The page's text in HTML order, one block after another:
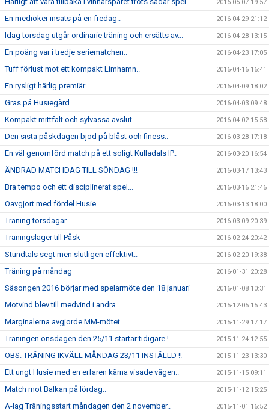
2016-05-07 19:57
En medioker insats på en fredag.. 2016-04-29 21:12
Idag torsdag utgår ordinarie träning och ersätts av... 2016-04-28 13:15
En poäng var i tredje seriematchen.. 2016-04-23 17:05
Tuff förlust mot ett kompakt Limhamn.. 2016-04-16 16:41
En rysligt härlig premiär.. 2016-04-09 18:02
Gräs på Husiegård.. 2016-04-03 09:48
Kompakt mittfält och sylvassa avslut.. 2016-04-02 15:58
Den sista påskdagen bjöd på blåst och finess.. 2016-03-28 17:18
En väl genomförd match på ett soligt Kulladals IP.. 2016-03-20 16:54
ÄNDRAD MATCHDAG TILL SÖNDAG !!! 2016-03-17 13:43
Bra tempo och ett disciplinerat spel... 2016-03-16 21:46
Oavgjort med fördel Husie.. 2016-03-13 18:00
Träning torsdagar 2016-03-09 20:39
Träningsläger till Påsk 2016-02-24 20:42
Stundtals segt men slutligen effektivt.. 2016-02-20 19:38
Träning på måndag 2016-01-31 20:28
Säsongen 2016 börjar med spelarmöte den 18 januari 2016-01-08 10:31
Motvind blev till medvind i andra... 2015-12-05 15:43
Marginalerna avgjorde MM-mötet.. 2015-11-29 17:17
Träningen onsdagen den 25/11 startar tidigare ! 2015-11-24 12:55
OBS. TRÄNING IKVÄLL MÅNDAG 23/11 INSTÄLLD !! 2015-11-23 13:30
Ett ungt Husie med en erfaren kärna visade vägen.. 2015-11-15 09:11
Match mot Balkan på lördag.. 2015-11-12 15:25
A-lag Träningsstart måndagen den 2 november.. 2015-11-01 16:52